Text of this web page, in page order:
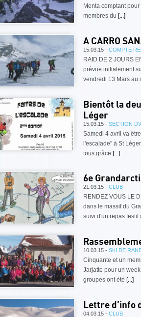
Menta comptant
membres du [...]
A CARRO
15.03.15 - COMPTE
RAID DE 2 JOURS
prévue initialement
vendredi 13 Mars au
Bientôt la
Léger
15.03.15 - SECTION
Samedi 4 avril va
l'escalade" à St
tous grâce [...]
6e
21.03.15 - CLUB
RENDEZ VOUS LE
dans le massif du
suivi d'un repas
10.03.15 - SKI DE
Cinquante et un
Jarjatte pour un
groupes ont été [...]
Lettre d’info
04.03.15 - CLUB